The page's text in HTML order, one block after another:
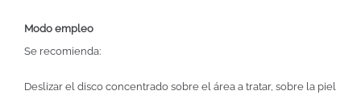
Modo empleo
Se recomienda:
Deslizar el disco concentrado sobre el área a tratar, sobre la piel